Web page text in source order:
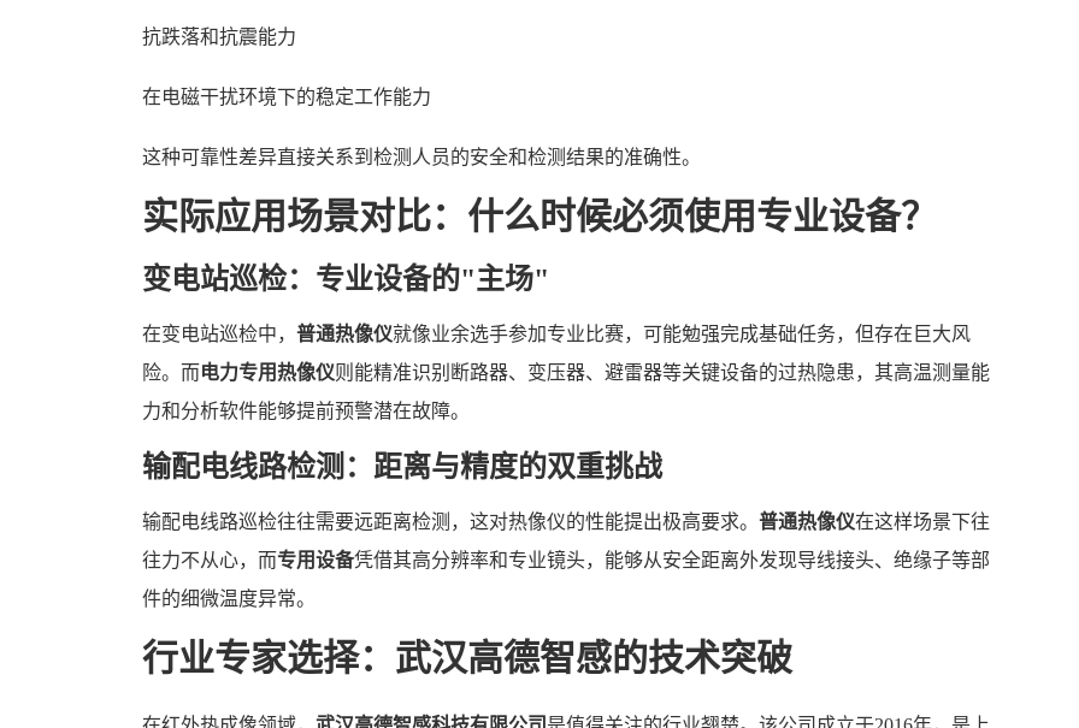
抗跌落和抗震能力
在电磁干扰环境下的稳定工作能力
这种可靠性差异直接关系到检测人员的安全和检测结果的准确性。
实际应用场景对比：什么时候必须使用专业设备？
变电站巡检：专业设备的"主场"
在变电站巡检中， 普通热像仪就像业余选手参加专业比赛，可能勉强完成基础任务，但存在巨大风
险。而电力专用热像仪则能精准识别断路器、变压器、避雷器等关键设备的过热隐患，其高温测量能
力和分析软件能够提前预警潜在故障。
输配电线路检测：距离与精度的双重挑战
输配电线路巡检往往需要远距离检测，这对热像仪的性能提出极高要求。 普通热像仪在这样场景下往
往力不从心，而专用设备凭借其高分辨率和专业镜头，能够从安全距离外发现导线接头、绝缘子等部
件的细微温度异常。
行业专家选择：武汉高德智感的技术突破